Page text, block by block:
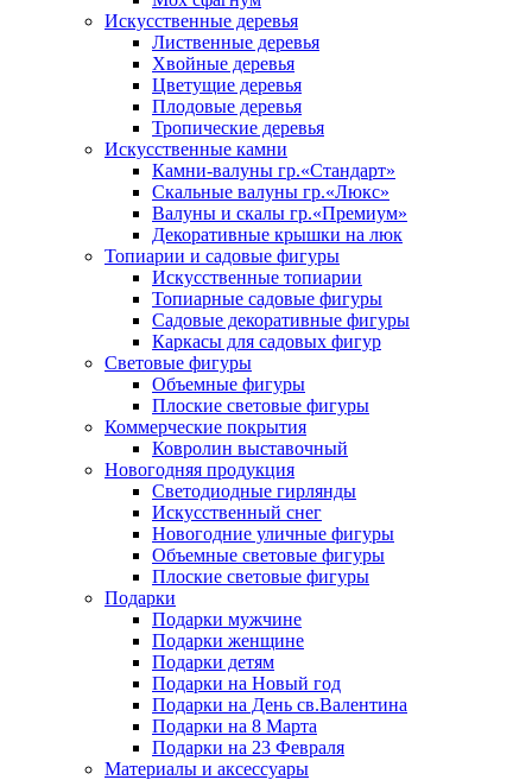
Искусственные деревья
Лиственные деревья
Хвойные деревья
Цветущие деревья
Плодовые деревья
Тропические деревья
Искусственные камни
Камни-валуны гр.«Стандарт»
Скальные валуны гр.«Люкс»
Валуны и скалы гр.«Премиум»
Декоративные крышки на люк
Топиарии и садовые фигуры
Искусственные топиарии
Топиарные садовые фигуры
Садовые декоративные фигуры
Каркасы для садовых фигур
Световые фигуры
Объемные фигуры
Плоские световые фигуры
Коммерческие покрытия
Ковролин выставочный
Новогодняя продукция
Светодиодные гирлянды
Искусственный снег
Новогодние уличные фигуры
Объемные световые фигуры
Плоские световые фигуры
Подарки
Подарки мужчине
Подарки женщине
Подарки детям
Подарки на Новый год
Подарки на День св.Валентина
Подарки на 8 Марта
Подарки на 23 Февраля
Материалы и аксессуары